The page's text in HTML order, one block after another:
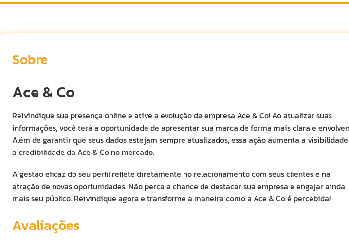
Sobre
Ace & Co
Reivindique sua presença online e ative a evolução da empresa Ace & Co! Ao atualizar suas
informações, você terá a oportunidade de apresentar sua marca de forma mais clara e
Além de garantir que seus dados estejam sempre atualizados, essa ação aumenta a
a credibilidade da Ace & Co no mercado.
A gestão eficaz do seu perfil reflete diretamente no relacionamento com seus clientes e na
atração de novas oportunidades. Não perca a chance de destacar sua empresa e engajar ainda
mais seu público. Reivindique agora e transforme a maneira como a Ace & Co é percebida!
Avaliações